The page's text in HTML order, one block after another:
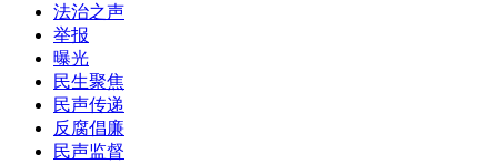
法治之声
举报
曝光
民生聚焦
民声传递
反腐倡廉
民声监督